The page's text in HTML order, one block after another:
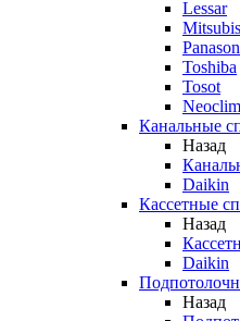
Lessar
Toshiba
Tosot
Канальные
Назад
Daikin
Кассетные
Назад
Daikin
Назад